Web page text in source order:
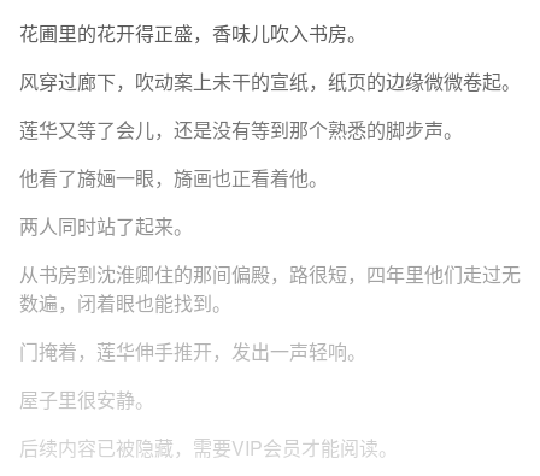
花圃里的花开得正盛，香味儿吹入书房。
风穿过廊下，吹动案上未干的宣纸，纸页的边缘微微卷起。
莲华又等了会儿，还是没有等到那个熟悉的脚步声。
他看了旖婳一眼，旖画也正看着他。
两人同时站了起来。
从书房到沈淮卿住的那间偏殿，路很短，四年里他们走过无
数遍，闭着眼也能找到。
门掩着，莲华伸手推开，发出一声轻响。
屋子里很安静。
后续内容已被隐藏，需要VIP会员才能阅读。